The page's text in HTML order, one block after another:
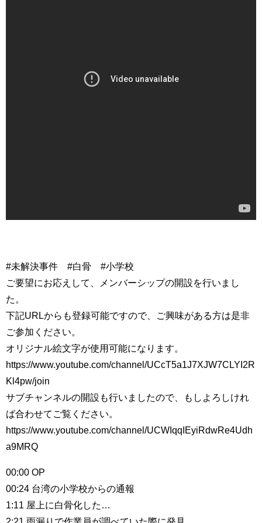
#未解決事件 #白骨 #小学校
ご要望にお応えして、メンバーシップの開設を行いまし
た。
下記URLからも登録可能ですので、ご興味がある方は是非
ご参加ください。
オリジナル絵文字が使用可能になります。
https://www.youtube.com/channel/UCcT5a1J7XJW7CLYI2R
Kl4pw/join
サブチャンネルの開設も行いましたので、もしよろしけれ
ば合わせてご覧ください。
https://www.youtube.com/channel/UCWIqqIEyiRdwRe4Udh
a9MRQ
00:00 OP
00:24 台湾の小学校からの通報
1:11 屋上に白骨化した…